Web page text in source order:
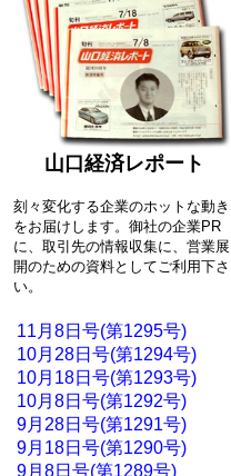
山口経済レポート
刻々変化する企業のホットな動き
をお届けします。御社の企業PR
に、取引先の情報収集に、営業展
開のための資料としてご利用下さ
い。
11月8日号(第1295号)
10月28日号(第1294号)
10月18日号(第1293号)
10月8日号(第1292号)
9月28日号(第1291号)
9月18日号(第1290号)
9月8日号(第1289号)